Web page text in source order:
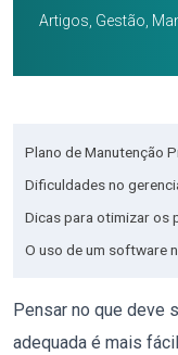
Artigos Gestão
Plano de Manutenção
Dificuldades no
Dicas para otimizar os
O uso de um software
Pensar no que deve
adequada é mais